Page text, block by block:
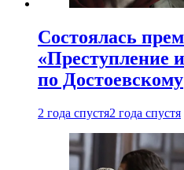
Состоялась
«Преступление
по Достоевскому
2 года спустя2 года спустя